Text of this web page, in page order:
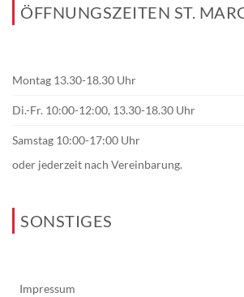
ÖFFNUNGSZEITEN ST.
Montag 13.30-18.30 Uhr
Di.-Fr. 10:00-12:00, 13.30-18.30 Uhr
Samstag 10:00-17:00 Uhr
oder jederzeit nach Vereinbarung.
SONSTIGES
Impressum